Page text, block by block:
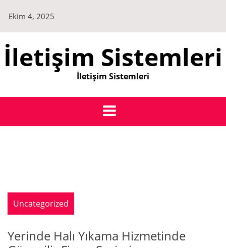
content
Ekim 4, 2025
İletişim Sistemleri
İletişim Sistemleri
Uncategorized
Yerinde Halı Yıkama Hizmetinde